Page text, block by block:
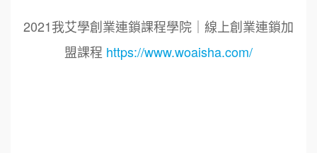
2021我艾學創業連鎖課程學院｜線上創業連鎖加
盟課程 https://www.woaisha.com/